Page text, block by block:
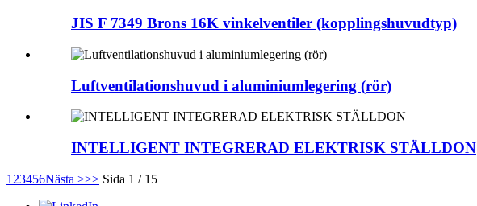
JIS F 7349 Brons 16K vinkelventiler (kopplingshuvudtyp)
Luftventilationshuvud i aluminiumlegering (rör)
INTELLIGENT INTEGRERAD ELEKTRISK STÄLLDON
1 23456Nästa >>> Sida 1 / 15